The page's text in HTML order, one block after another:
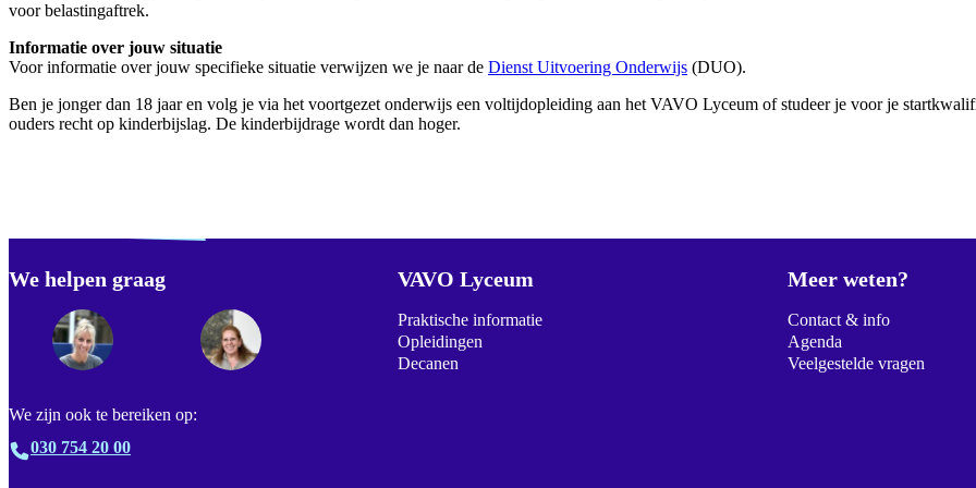
voor belastingaftrek.
Informatie over jouw situatie
Voor informatie over jouw specifieke situatie verwijzen we je naar de Dienst Uitvoering Onderwijs (DUO).
Ben je jonger dan 18 jaar en volg je via het voortgezet onderwijs een voltijdopleiding aan het VAVO Lyceum of studeer je voor je
ouders recht op kinderbijslag. De kinderbijdrage wordt dan hoger.
We helpen graag
We zijn ook te bereiken op:
030 754 20 00
VAVO Lyceum
Praktische informatie
Opleidingen
Decanen
Meer weten?
Contact & info
Agenda
Veelgestelde vragen
Footer